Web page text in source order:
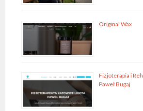
Original Wax
Fizjoterapia i
Paweł Bugaj